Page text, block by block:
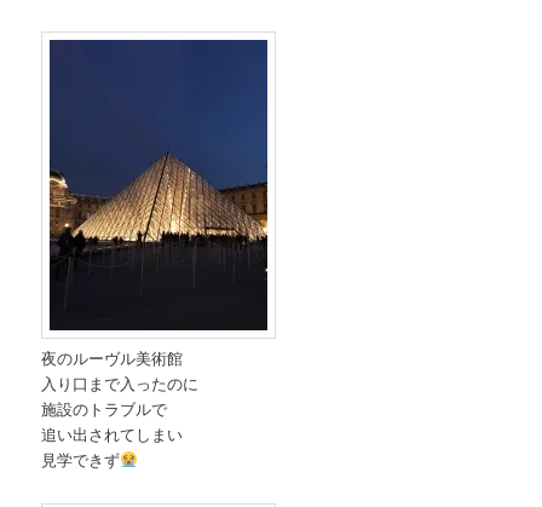
夜のルーヴル美術館
入り口まで入ったのに
施設のトラブルで
追い出されてしまい
見学できず